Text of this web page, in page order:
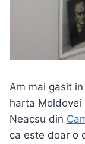
Am mai gasit in
harta Moldovei
Neacsu din
ca este doar o